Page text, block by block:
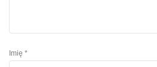
Imię *